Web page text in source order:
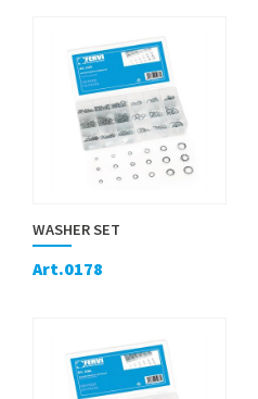
WASHER SET
Art.0178